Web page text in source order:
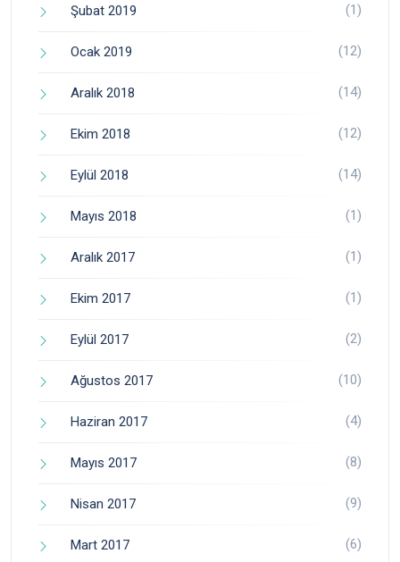
Şubat 2019 (1)
Ocak 2019 (12)
Aralık 2018 (14)
Ekim 2018 (12)
Eylül 2018 (14)
Mayıs 2018 (1)
Aralık 2017 (1)
Ekim 2017 (1)
Eylül 2017 (2)
Ağustos 2017 (10)
Haziran 2017 (4)
Mayıs 2017 (8)
Nisan 2017 (9)
Mart 2017 (6)